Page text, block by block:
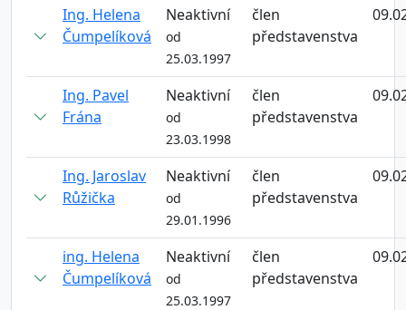
Ing. Helena
Čumpelíková
Neaktivní
od
25.03.1997
člen
představenstva
Ing. Pavel
Frána
Neaktivní
od
23.03.1998
člen
představenstva
Ing. Jaroslav
Růžička
Neaktivní
od
29.01.1996
člen
představenstva
ing. Helena
Čumpelíková
Neaktivní
od
25.03.1997
člen
představenstva